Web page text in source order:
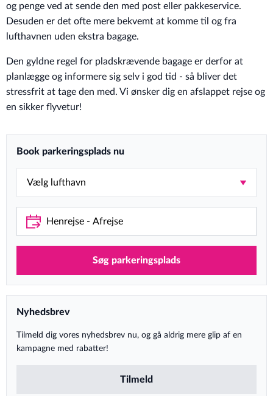
og penge ved at sende den med post eller pakkeservice.
Desuden er det ofte mere bekvemt at komme til og fra
lufthavnen uden ekstra bagage.
Den gyldne regel for pladskrævende bagage er derfor at
planlægge og informere sig selv i god tid - så bliver det
stressfrit at tage den med. Vi ønsker dig en afslappet rejse og
en sikker flyvetur!
Book parkeringsplads nu
Søg parkeringsplads
Nyhedsbrev
Tilmeld dig vores nyhedsbrev nu, og gå aldrig mere glip af en
kampagne med rabatter!
Tilmeld